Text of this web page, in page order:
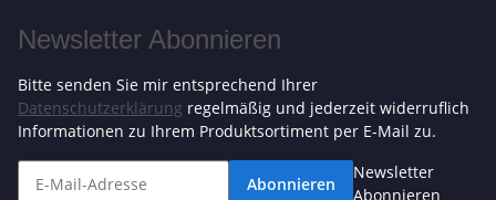
Newsletter Abonnieren
Bitte senden Sie mir entsprechend Ihrer
Datenschutzerklärung regelmäßig und jederzeit widerruflich
Informationen zu Ihrem Produktsortiment per E-Mail zu.
Abonnieren
Newsletter
Abonnieren